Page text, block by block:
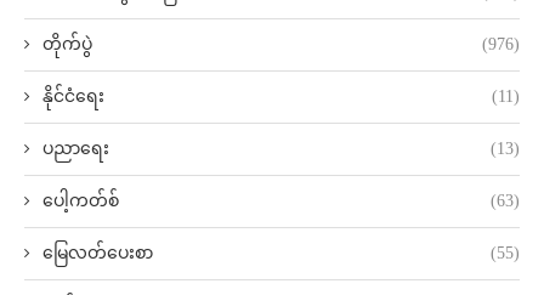
တိုက်ပွဲ (976)
နိုင်ငံရေး (11)
ပညာရေး (13)
ပေါ့ကတ်စ် (63)
မြေလတ်ပေးစာ (55)